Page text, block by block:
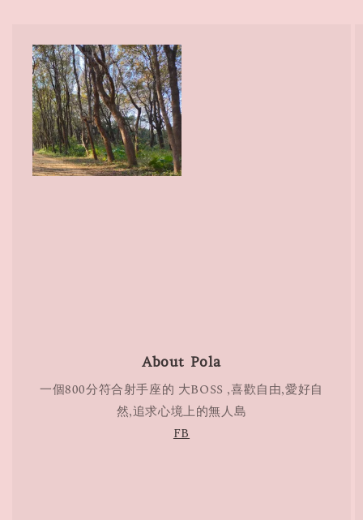
About Pola
一個800分符合射手座的 大BOSS ,喜歡自由,愛好自
然,追求心境上的無人島
FB